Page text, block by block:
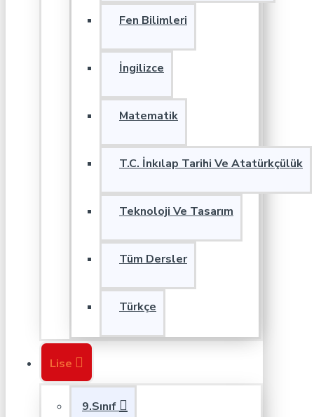
Fen Bilimleri
İngilizce
Matematik
T.C. İnkılap Tarihi Ve Atatürkçülük
Teknoloji Ve Tasarım
Tüm Dersler
Türkçe
Lise
9.Sınıf